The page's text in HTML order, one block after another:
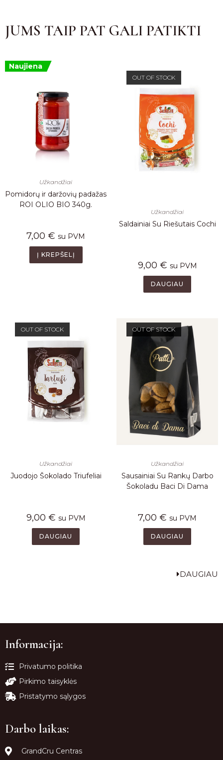
JUMS TAIP PAT GALI PATIKTI
Naujiena
Užkandžiai
Pomidorų ir daržovių padažas
ROI OLIO BIO 340g.
7,00 € su PVM
Į KREPŠELĮ
OUT OF STOCK
Užkandžiai
Saldainiai Su Riešutais Cochi
9,00 € su PVM
DAUGIAU
OUT OF STOCK
Užkandžiai
Juodojo Šokolado Triufeliai
9,00 € su PVM
DAUGIAU
OUT OF STOCK
Užkandžiai
Sausainiai Su Rankų Darbo
Šokoladu Baci Di Dama
7,00 € su PVM
DAUGIAU
DAUGIAU
Informacija:
Privatumo politika
Pirkimo taisyklės
Pristatymo sąlygos
Darbo laikas:
GrandCru Centras